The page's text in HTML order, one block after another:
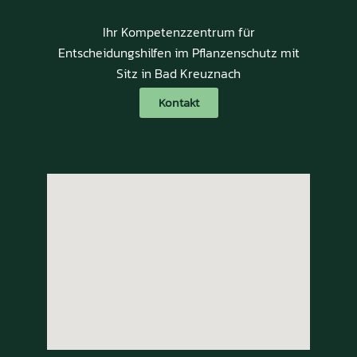
Ihr Kompetenzzentrum für
Entscheidungshilfen im Pflanzenschutz mit
Sitz in Bad Kreuznach
Kontakt